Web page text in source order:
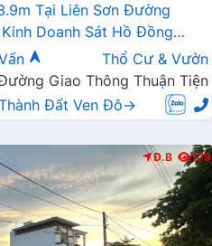
Tại Liên Sơn Đường
Doanh Sát Hồ Đồng
Thổ Cư & Vườn
Giao Thông Thuận Tiện
Đất Ven Đô→
Đ.B 179